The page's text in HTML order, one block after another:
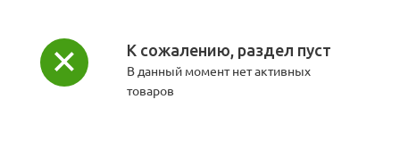
К сожалению, раздел пуст
В данный момент нет активных
товаров